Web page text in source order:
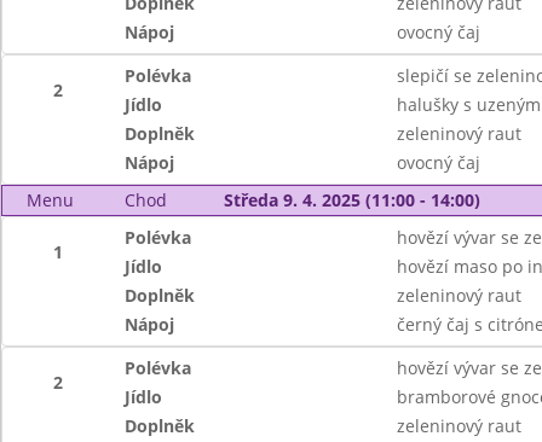
Nápoj
ovocný čaj
2
Polévka
slepičí se
Jídlo
halušky s
Doplněk
zeleninový raut
Nápoj
ovocný čaj
Menu
Chod Středa 9. 4. 2025 (11:00 - 14:00)
1
Polévka
hovězí vývar se
Jídlo
hovězí maso po
Doplněk
zeleninový raut
Nápoj
černý čaj s
2
Polévka
hovězí vývar se
Jídlo
bramborové
Doplněk
zeleninový raut